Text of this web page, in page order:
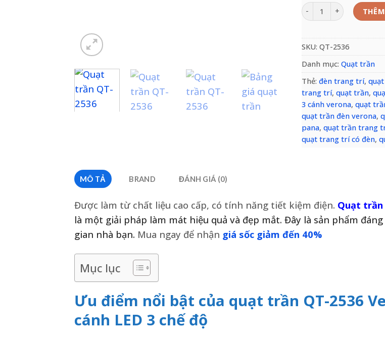
Quạt trần QT-2536
SKU: QT-2536
Danh mục: Quạt trần
Thẻ: đèn trang trí,
trang trí, quạt trần,
3 cánh verona, quạt
quạt trần đèn verona,
pana, quạt trần trang
quạt trang trí có đèn,
MÔ TẢ BRAND ĐÁNH GIÁ (0)
Được làm từ chất liệu cao cấp, có tính năng tiết kiệm điện. Quạt trần
là một giải pháp làm mát hiệu quả và đẹp mắt. Đây là sản phẩm
gian nhà bạn. Mua ngay để nhận giá sốc giảm đến 40%
Mục lục
Ưu điểm nổi bật của quạt trần QT-2536
cánh LED 3 chế độ